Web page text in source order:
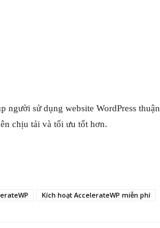
người sử dụng website WordPress thuận
chịu tải và tối ưu tốt hơn.
Kích hoạt AccelerateWP miễn phí